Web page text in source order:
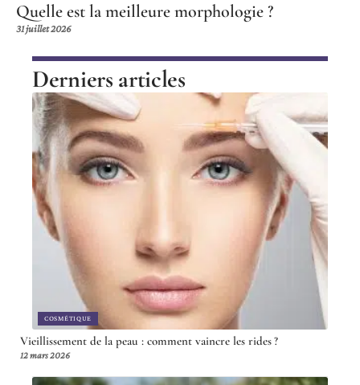
Quelle est la meilleure morphologie ?
31 juillet 2026
Derniers articles
COSMÉTIQUE
Vieillissement de la peau : comment vaincre les rides ?
12 mars 2026